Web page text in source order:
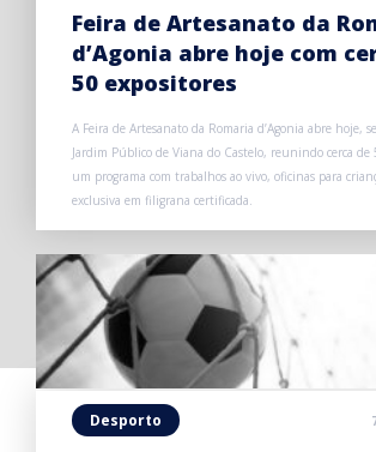
Feira de Artesanato da
d’Agonia abre hoje com
50 expositores
A Feira de Artesanato da Romaria d’Agonia abre hoje,
Jardim Público de Viana do Castelo, reunindo cerca de
um programa com trabalhos ao vivo, oficinas para
exclusiva em filigrana certificada.
Desporto